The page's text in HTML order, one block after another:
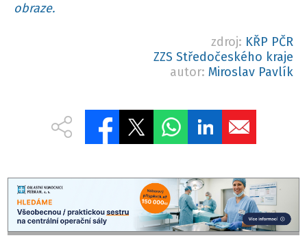
obraze.
zdroj: KŘP PČR
ZZS Středočeského kraje
autor: Miroslav Pavlík